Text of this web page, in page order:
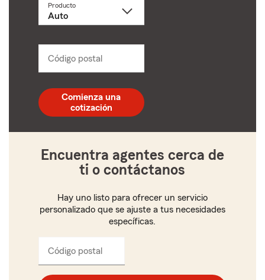
ProductoSelecciona
Código postal
postal
de
5
Comienza una
cotización
Encuentra agentes cerca de
ti o contáctanos
Hay uno listo para ofrecer un servicio
personalizado que se ajuste a tus necesidades
específicas.
Código postal
código